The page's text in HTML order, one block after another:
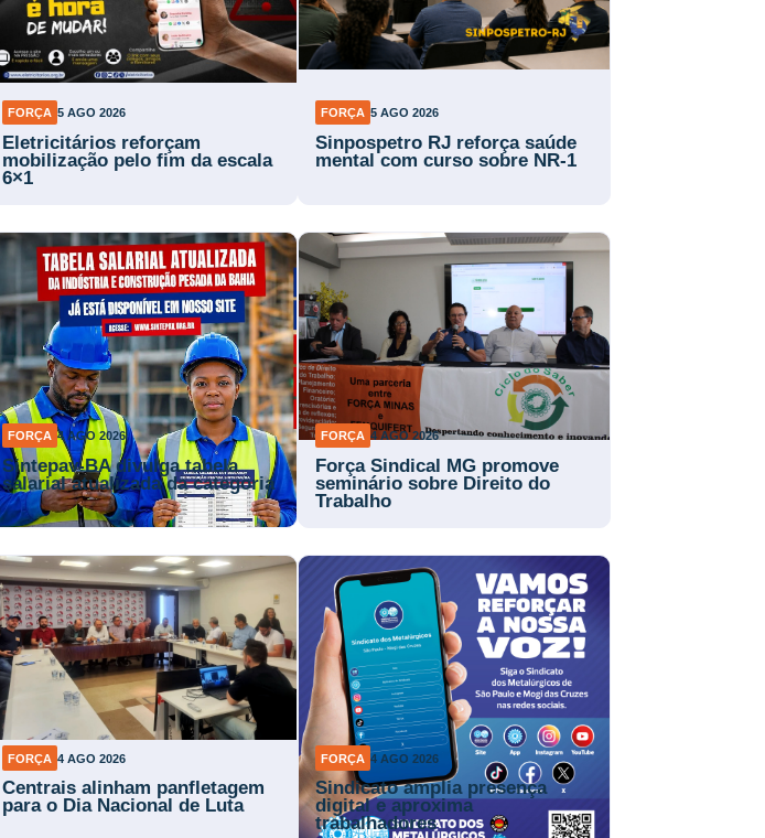
FORÇA 5 AGO 2026
Eletricitários reforçam
mobilização pelo fim da escala
6×1
FORÇA 5 AGO 2026
Sinpospetro RJ reforça saúde
mental com curso sobre NR-1
FORÇA 4 AGO 2026
Sintepav-BA divulga tabela
salarial atualizada da categoria
FORÇA 4 AGO 2026
Força Sindical MG promove
seminário sobre Direito do
Trabalho
FORÇA 4 AGO 2026
Centrais alinham panfletagem
para o Dia Nacional de Luta
FORÇA 4 AGO 2026
Sindicato amplia presença
digital e aproxima
trabalhadores